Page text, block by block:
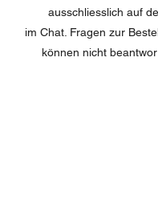
ausschliesslich auf
im Chat. Fragen zur
können nicht